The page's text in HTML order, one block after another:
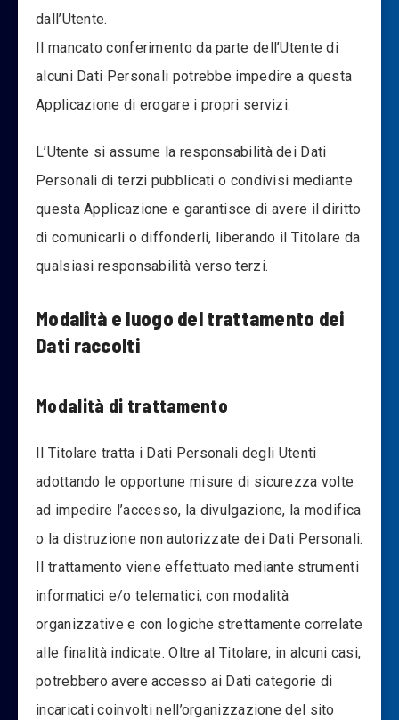
dall’Utente.
Il mancato conferimento da parte dell’Utente di
alcuni Dati Personali potrebbe impedire a questa
Applicazione di erogare i propri servizi.
L’Utente si assume la responsabilità dei Dati
Personali di terzi pubblicati o condivisi mediante
questa Applicazione e garantisce di avere il diritto
di comunicarli o diffonderli, liberando il Titolare da
qualsiasi responsabilità verso terzi.
Modalità e luogo del trattamento dei
Dati raccolti
Modalità di trattamento
Il Titolare tratta i Dati Personali degli Utenti
adottando le opportune misure di sicurezza volte
ad impedire l’accesso, la divulgazione, la modifica
o la distruzione non autorizzate dei Dati Personali.
Il trattamento viene effettuato mediante strumenti
informatici e/o telematici, con modalità
organizzative e con logiche strettamente correlate
alle finalità indicate. Oltre al Titolare, in alcuni casi,
potrebbero avere accesso ai Dati categorie di
incaricati coinvolti nell’organizzazione del sito